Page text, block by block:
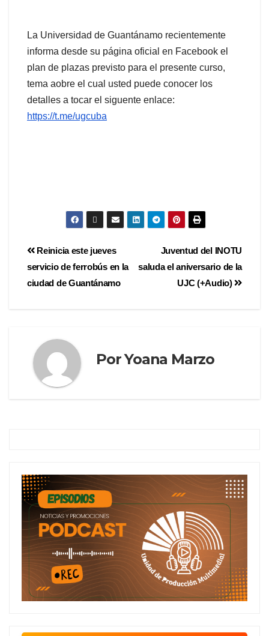
La Universidad de Guantánamo recientemente
informa desde su página oficial en Facebook el
plan de plazas previsto para el presente curso,
tema aobre el cual usted puede conocer los
detalles a tocar el siguente enlace:
https://t.me/ugcuba
Juventud del INOTU
saluda el aniversario de la
UJC (+Audio)
Reinicia este jueves
servicio de ferrobús en la
ciudad de Guantánamo
PorYoana Marzo